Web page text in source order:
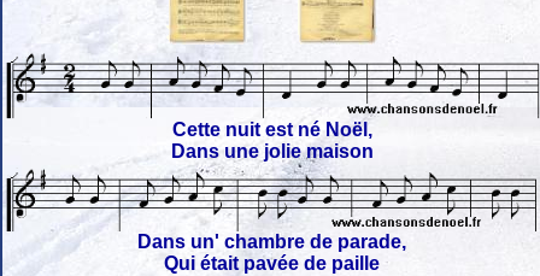
Cette nuit est né Noël,
Dans une jolie maison
Dans un' chambre de parade,
Qui était pavée de paille